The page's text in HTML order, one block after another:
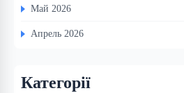
Май 2026
Апрель 2026
Категорії